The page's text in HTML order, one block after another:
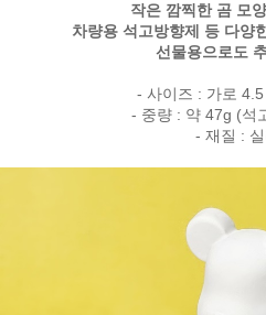
작은 깜찍한 곰 모
차량용 석고방향제 등 다양
선물용으로도
- 사이즈 : 가로
- 중량 : 약 47g (석
- 재질 :